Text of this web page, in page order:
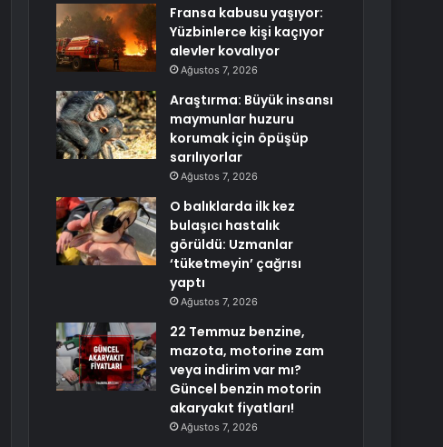
Fransa kabusu yaşıyor:
Yüzbinlerce kişi kaçıyor
alevler kovalıyor
Ağustos 7, 2026
Araştırma: Büyük insansı
maymunlar huzuru
korumak için öpüşüp
sarılıyorlar
Ağustos 7, 2026
O balıklarda ilk kez
bulaşıcı hastalık
görüldü: Uzmanlar
‘tüketmeyin’ çağrısı
yaptı
Ağustos 7, 2026
22 Temmuz benzine,
mazota, motorine zam
veya indirim var mı?
Güncel benzin motorin
akaryakıt fiyatları!
Ağustos 7, 2026